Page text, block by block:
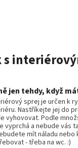
s
jen tehdy, když
sprej je určen k
Nastříkejte jej do
vyhovovat. Podle
vyprchá a nebude vás
mít náladu nebo
- třeba na wc. :)